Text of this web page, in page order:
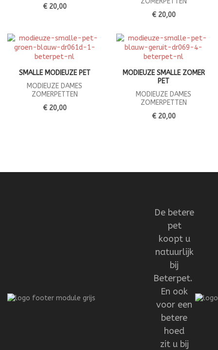
€ 20,00
€ 20,00
SMALLE MODIEUZE PET
MODIEUZE DAMES
ZOMERPETTEN
€ 20,00
MODIEUZE SMALLE ZOMER
PET
MODIEUZE DAMES
ZOMERPETTEN
€ 20,00
De betere
pet
koopt u
natuurlijk
bij
Beterpet.
En ook
voor een
betere
hoed
zit u bij